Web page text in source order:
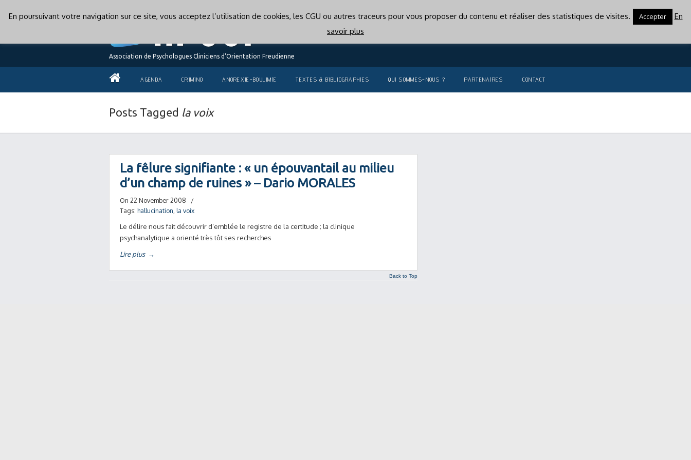
Association de Psychologues Cliniciens d'Orientation Freudienne
AGENDA CRIMINO ANOREXIE-BOULIMIE TEXTES & BIBLIOGRAPHIES QUI SOMMES-NOUS ? PARTENAIRES CONTACT
Posts Tagged la voix
La fêlure signifiante : « un épouvantail au milieu
d’un champ de ruines » – Dario MORALES
On 22 November 2008
/
Tags: hallucination la voix
Le délire nous fait découvrir d’emblée le registre de la certitude ; la clinique
psychanalytique a orienté très tôt ses recherches
Lire plus →
Back to Top
En poursuivant votre navigation sur ce site, vous acceptez l’utilisation de cookies, les CGU ou autres traceurs pour vous proposer du contenu et réaliser des statistiques de visites. Accepter
En
savoir plus